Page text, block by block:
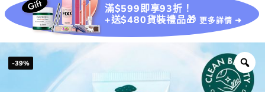
滿$599即享93折！
+送$480貨裝禮品🎁 更多詳情 ➜
-39%